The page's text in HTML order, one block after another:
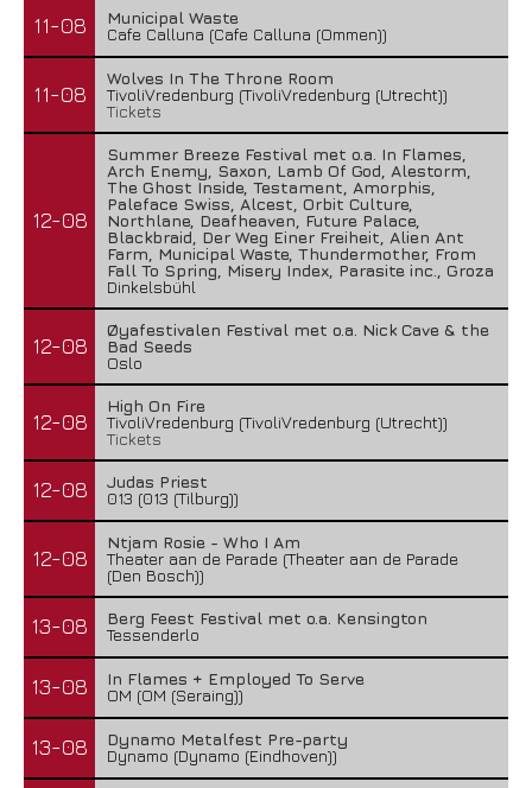
11-08
Municipal Waste
Cafe Calluna (Cafe Calluna (Ommen))
11-08
Wolves In The Throne Room
TivoliVredenburg (TivoliVredenburg (Utrecht))
Tickets
12-08
Summer Breeze Festival met o.a. In Flames,
Arch Enemy, Saxon, Lamb Of God, Alestorm,
The Ghost Inside, Testament, Amorphis,
Paleface Swiss, Alcest, Orbit Culture,
Northlane, Deafheaven, Future Palace,
Blackbraid, Der Weg Einer Freiheit, Alien Ant
Farm, Municipal Waste, Thundermother, From
Fall To Spring, Misery Index, Parasite inc., Groza
Dinkelsbühl
12-08
Øyafestivalen Festival met o.a. Nick Cave & the
Bad Seeds
Oslo
12-08
High On Fire
TivoliVredenburg (TivoliVredenburg (Utrecht))
Tickets
12-08
Judas Priest
013 (013 (Tilburg))
12-08
Ntjam Rosie - Who I Am
Theater aan de Parade (Theater aan de Parade
(Den Bosch))
13-08
Berg Feest Festival met o.a. Kensington
Tessenderlo
13-08
In Flames + Employed To Serve
OM (OM (Seraing))
13-08
Dynamo Metalfest Pre-party
Dynamo (Dynamo (Eindhoven))